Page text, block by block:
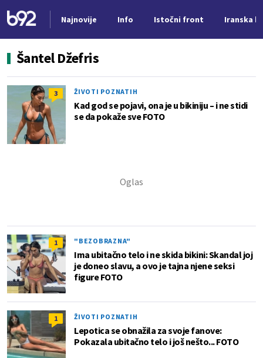
Najnovije Info Istočni front Iranska
Nova vest
Šantel Džefris
3 ŽIVOTI POZNATIH
Kad god se pojavi, ona je u bikiniju – i ne stidi
se da pokaže sve FOTO
1 "BEZOBRAZNA"
Ima ubitačno telo i ne skida bikini: Skandal joj
je doneo slavu, a ovo je tajna njene seksi
figure FOTO
1 ŽIVOTI POZNATIH
Lepotica se obnažila za svoje fanove:
Pokazala ubitačno telo i još nešto... FOTO